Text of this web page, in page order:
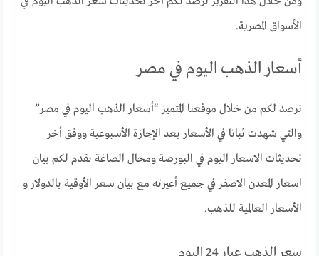
الأسواق المصرية.
أسعار الذهب اليوم في مصر
نرصد لكم من خلال موقعنا المتميز “أسعار الذهب اليوم في مصر”
والتي شهدت ثباتا في الأسعار بعد الإجازة الأسبوعية ووفق أخر
تحديثات الاسعار اليوم في البورصة ومحال الصاغة نقدم لكم بيان
اسعار المعدن الاصفر في جميع أعيرته مع بيان سعر الأوقية بالدولار و
الأسعار العالمية للذهب.
سعر الذهب عيار 24 اليوم